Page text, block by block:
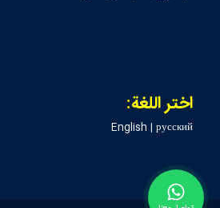
اختر اللغة:
English |русский